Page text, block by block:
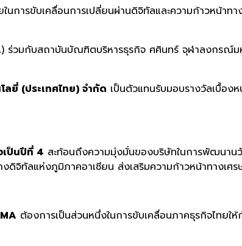
นการขับเคลื่อนการเปลี่ยนผ่านดิจิทัลและความก้าวหน้าท
ร่วมกับสถาบันบัณฑิตบริหารธุรกิจ ศศินทร์ จุฬาลงกรณ์
ลยี่ (ประเทศไทย) จํากัด เป็นตัวแทนรับมอบรางวัลเบื้อง
ป็นปีที่ 4 สะท้อนถึงความมุ่งมั่นของบริษัทในการพัฒนาน
จิทัลแห่งภูมิภาคอาเซียน ส่งเสริมความก้าวหน้าทางเศร
ต้องการเป็นส่วนหนึ่งในการขับเคลื่อนภาคธุรกิจไทย